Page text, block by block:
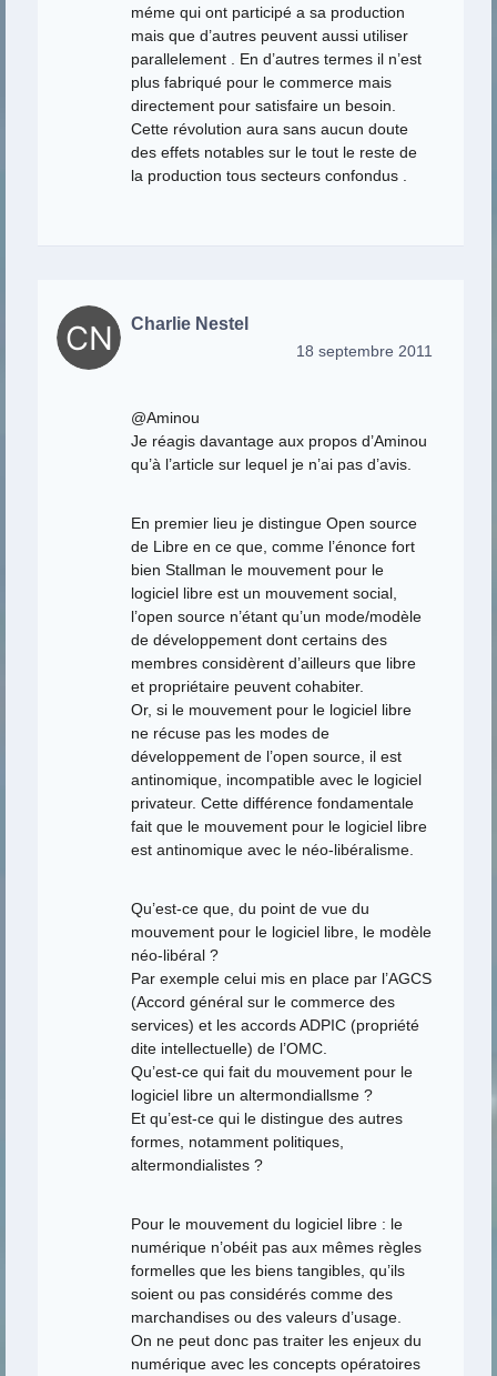
méme qui ont participé a sa production
mais que d’autres peuvent aussi utiliser
parallelement . En d’autres termes il n’est
plus fabriqué pour le commerce mais
directement pour satisfaire un besoin.
Cette révolution aura sans aucun doute
des effets notables sur le tout le reste de
la production tous secteurs confondus .
Charlie Nestel
18 septembre 2011
@Aminou
Je réagis davantage aux propos d’Aminou
qu’à l’article sur lequel je n’ai pas d’avis.
En premier lieu je distingue Open source
de Libre en ce que, comme l’énonce fort
bien Stallman le mouvement pour le
logiciel libre est un mouvement social,
l’open source n’étant qu’un mode/modèle
de développement dont certains des
membres considèrent d’ailleurs que libre
et propriétaire peuvent cohabiter.
Or, si le mouvement pour le logiciel libre
ne récuse pas les modes de
développement de l’open source, il est
antinomique, incompatible avec le logiciel
privateur. Cette différence fondamentale
fait que le mouvement pour le logiciel libre
est antinomique avec le néo-libéralisme.
Qu’est-ce que, du point de vue du
mouvement pour le logiciel libre, le modèle
néo-libéral ?
Par exemple celui mis en place par l’AGCS
(Accord général sur le commerce des
services) et les accords ADPIC (propriété
dite intellectuelle) de l’OMC.
Qu’est-ce qui fait du mouvement pour le
logiciel libre un altermondiallsme ?
Et qu’est-ce qui le distingue des autres
formes, notamment politiques,
altermondialistes ?
Pour le mouvement du logiciel libre : le
numérique n’obéit pas aux mêmes règles
formelles que les biens tangibles, qu’ils
soient ou pas considérés comme des
marchandises ou des valeurs d’usage.
On ne peut donc pas traiter les enjeux du
numérique avec les concepts opératoires